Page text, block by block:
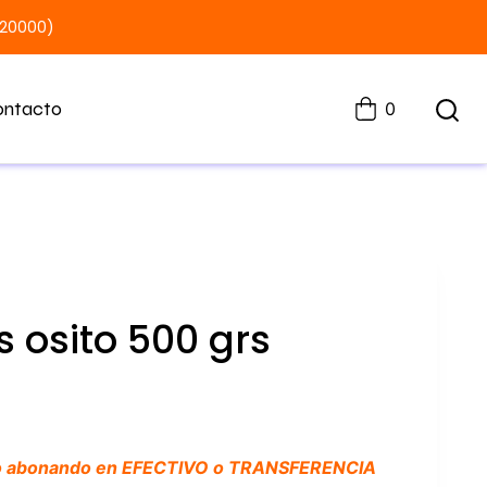
0
osito 500 grs
en EFECTIVO o TRANSFERENCIA